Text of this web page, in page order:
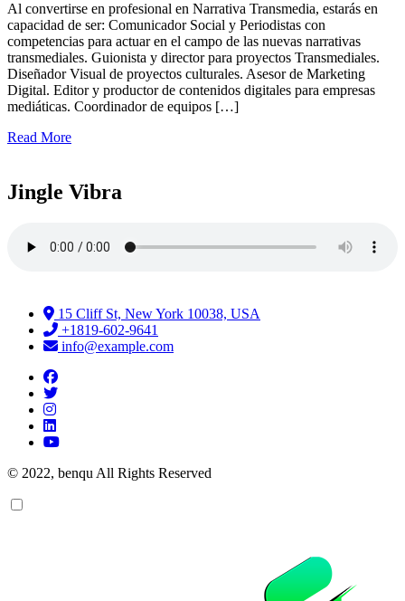
Al convertirse en profesional en Narrativa Transmedia, estarás en
capacidad de ser: Comunicador Social y Periodistas con
competencias para actuar en el campo de las nuevas narrativas
transmediales. Guionista y director para proyectos Transmediales.
Diseñador Visual de proyectos culturales. Asesor de Marketing
Digital. Editor y productor de contenidos digitales para empresas
mediáticas. Coordinador de equipos […]
Read More
Jingle Vibra
15 Cliff St, New York 10038, USA
+1819-602-9641
info@example.com
© 2022, benqu All Rights Reserved